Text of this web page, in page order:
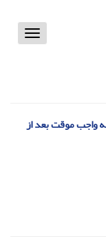
Toggle
واجب موقت بعد از